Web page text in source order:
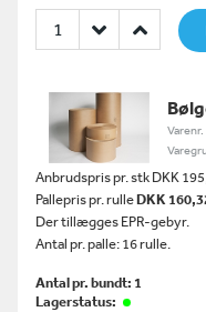
Anbrudspris pr. stk DKK
Pallepris pr. rulleDKK
Der tillægges EPR-gebyr.
Antal pr. palle: 16 rulle.
Antal pr. bundt: 1
Lagerstatus: